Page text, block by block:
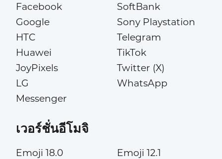
Facebook
Google
HTC
Huawei
JoyPixels
LG
Messenger
SoftBank
Sony Playstation
Telegram
TikTok
Twitter (X)
WhatsApp
เวอร์ชั่นอีโมจิ
Emoji 18.0
Emoji 12.1